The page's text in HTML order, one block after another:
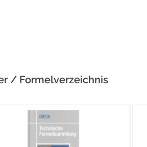
/ Formelverzeichnis